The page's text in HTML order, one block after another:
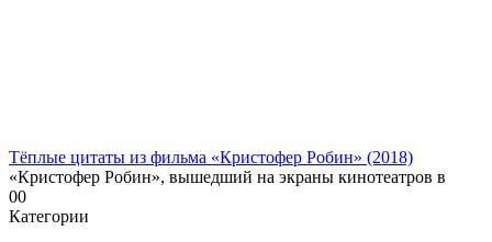
Тёплые цитаты из фильма «Кристофер Робин» (2018)
«Кристофер Робин», вышедший на экраны кинотеатров в
00
Категории